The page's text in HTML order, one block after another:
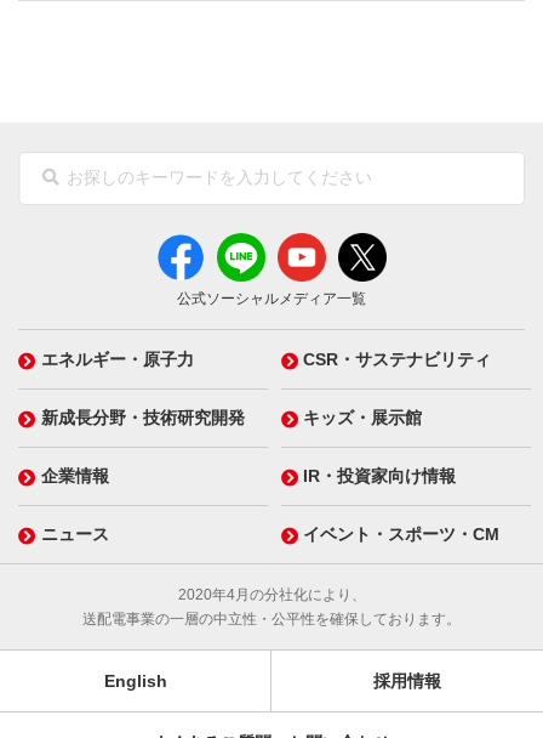
公式ソーシャルメディア一覧
エネルギー・原子力 CSR・サステナビリティ
新成長分野・技術研究開発 キッズ・展示館
企業情報 IR・投資家向け情報
ニュース イベント・スポーツ・CM
2020年4月の分社化により、
送配電事業の一層の中立性・公平性を確保しております。
English 採用情報